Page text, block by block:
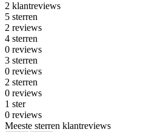
2 klantreviews
5 sterren
2 reviews
4 sterren
0 reviews
3 sterren
0 reviews
2 sterren
0 reviews
1 ster
0 reviews
Meeste sterren klantreviews